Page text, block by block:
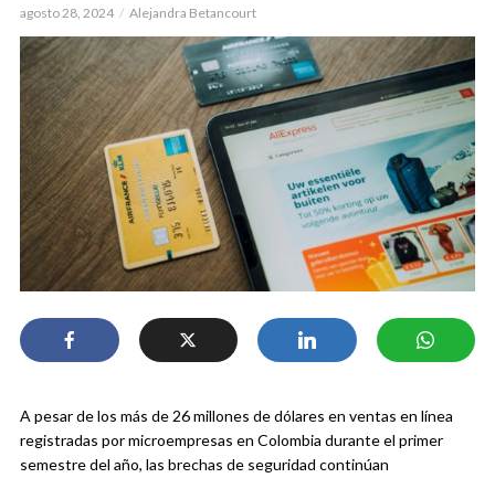
agosto 28, 2024 Alejandra Betancourt
A pesar de los más de 26 millones de dólares en ventas en línea
registradas por microempresas en Colombia durante el primer
semestre del año, las brechas de seguridad continúan